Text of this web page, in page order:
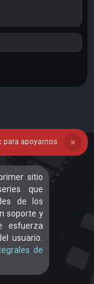
sitio
que
de los
soporte y
esfuerza
usuario.
de
para apoyarnos ❌